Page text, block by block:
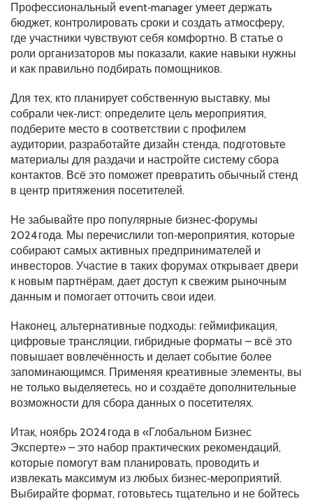
Профессиональный event‑manager умеет держать
бюджет, контролировать сроки и создать атмосферу,
где участники чувствуют себя комфортно. В статье о
роли организаторов мы показали, какие навыки нужны
и как правильно подбирать помощников.
Для тех, кто планирует собственную выставку, мы
собрали чек‑лист: определите цель мероприятия,
подберите место в соответствии с профилем
аудитории, разработайте дизайн стенда, подготовьте
материалы для раздачи и настройте систему сбора
контактов. Всё это поможет превратить обычный стенд
в центр притяжения посетителей.
Не забывайте про популярные бизнес‑форумы
2024 года. Мы перечислили топ‑мероприятия, которые
собирают самых активных предпринимателей и
инвесторов. Участие в таких форумах открывает двери
к новым партнёрам, дает доступ к свежим рыночным
данным и помогает отточить свои идеи.
Наконец, альтернативные подходы: геймификация,
цифровые трансляции, гибридные форматы – всё это
повышает вовлечённость и делает событие более
запоминающимся. Применяя креативные элементы, вы
не только выделяетесь, но и создаёте дополнительные
возможности для сбора данных о посетителях.
Итак, ноябрь 2024 года в «Глобальном Бизнес
Эксперте» – это набор практических рекомендаций,
которые помогут вам планировать, проводить и
извлекать максимум из любых бизнес‑мероприятий.
Выбирайте формат, готовьтесь тщательно и не бойтесь